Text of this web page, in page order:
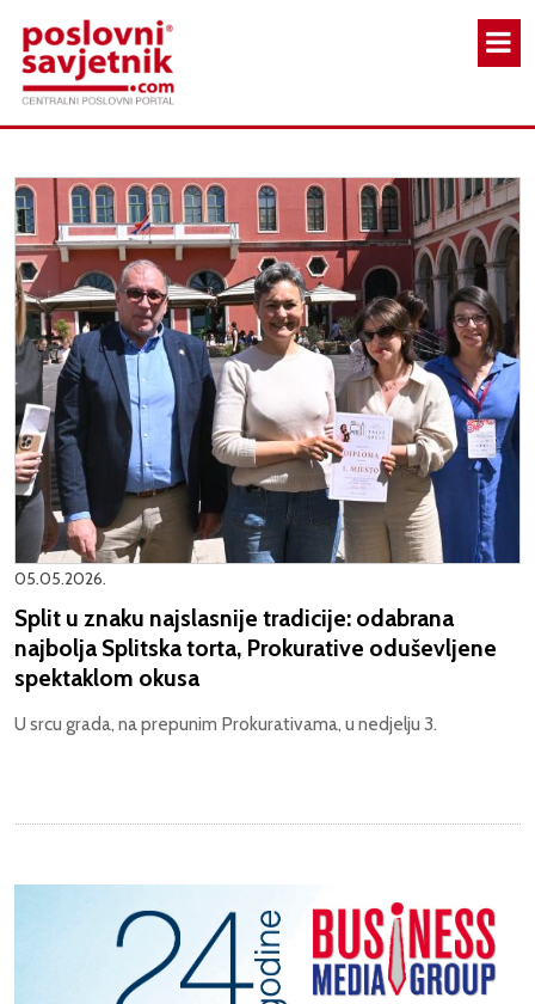
05.05.2026.
Split u znaku najslasnije tradicije: odabrana
najbolja Splitska torta, Prokurative oduševljene
spektaklom okusa
U srcu grada, na prepunim Prokurativama, u nedjelju 3.